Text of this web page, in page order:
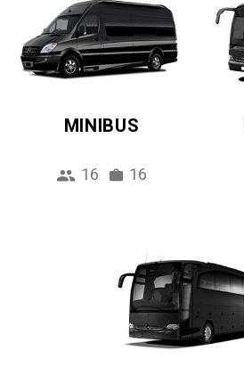
MINIBUS
16 16